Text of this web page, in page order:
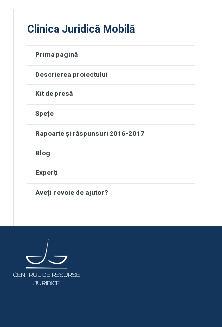
Clinica Juridică Mobilă
Prima pagină
Descrierea proiectului
Kit de presă
Spețe
Rapoarte și răspunsuri 2016-2017
Blog
Experți
Aveți nevoie de ajutor?